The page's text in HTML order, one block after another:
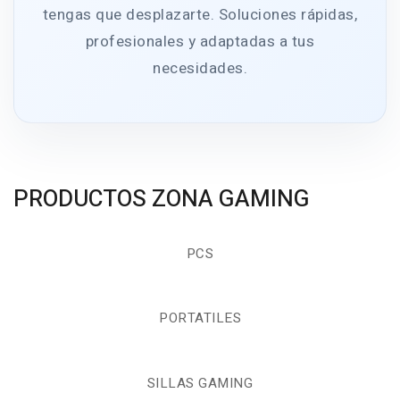
tengas que desplazarte. Soluciones rápidas,
profesionales y adaptadas a tus
necesidades.
PRODUCTOS ZONA GAMING
PCS
PORTATILES
SILLAS GAMING